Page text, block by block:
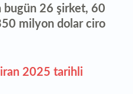
bugün 26 şirket, 60
milyon dolar ciro
2025 tarihli